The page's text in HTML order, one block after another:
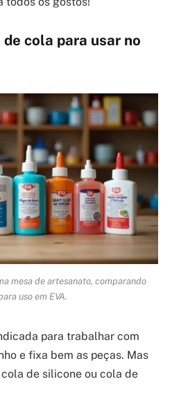
cola para usar no
mesa de artesanato, comparando
uso em EVA.
para trabalhar com
e fixa bem as peças. Mas
de silicone ou cola de